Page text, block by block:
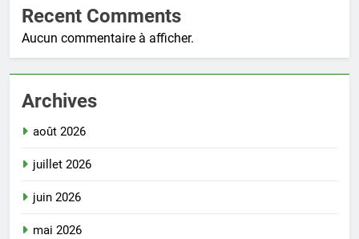
Recent Comments
Aucun commentaire à afficher.
Archives
août 2026
juillet 2026
juin 2026
mai 2026